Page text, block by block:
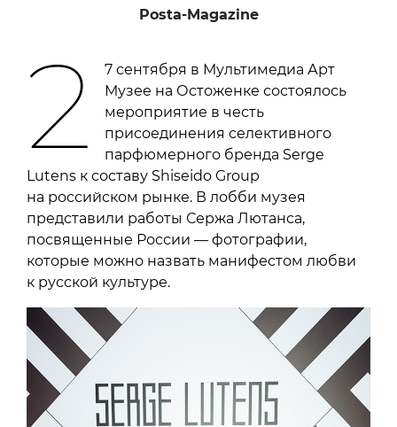
Posta-Magazine
2
7 сентября в Мультимедиа Арт
Музее на Остоженке состоялось
мероприятие в честь
присоединения селективного
парфюмерного бренда Serge
Lutens к составу Shiseido Group
на российском рынке. В лобби музея
представили работы Сержа Лютанса,
посвященные России — фотографии,
которые можно назвать манифестом любви
к русской культуре.